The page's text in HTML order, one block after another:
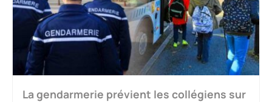
La gendarmerie prévient les collégiens sur